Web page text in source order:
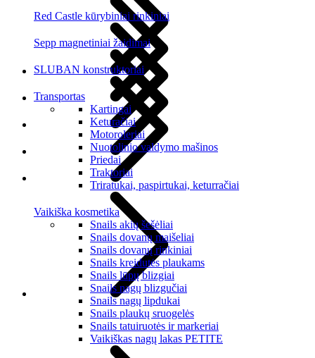
Red Castle kūrybiniai rinkiniai
Sepp magnetiniai žaidimai
SLUBAN konstruktoriai
Transportas
Kartingai
Keturačiai
Motoroleriai
Nuotolinio valdymo mašinos
Priedai
Traktoriai
Triratukai, paspirtukai, keturračiai
Vaikiška kosmetika
Snails akių šešėliai
Snails dovanų maišeliai
Snails dovanų rinkiniai
Snails kreidutės plaukams
Snails lūpų blizgiai
Snails nagų blizgučiai
Snails nagų lipdukai
Snails plaukų sruogelės
Snails tatuiruotės ir markeriai
Vaikiškas nagų lakas PETITE